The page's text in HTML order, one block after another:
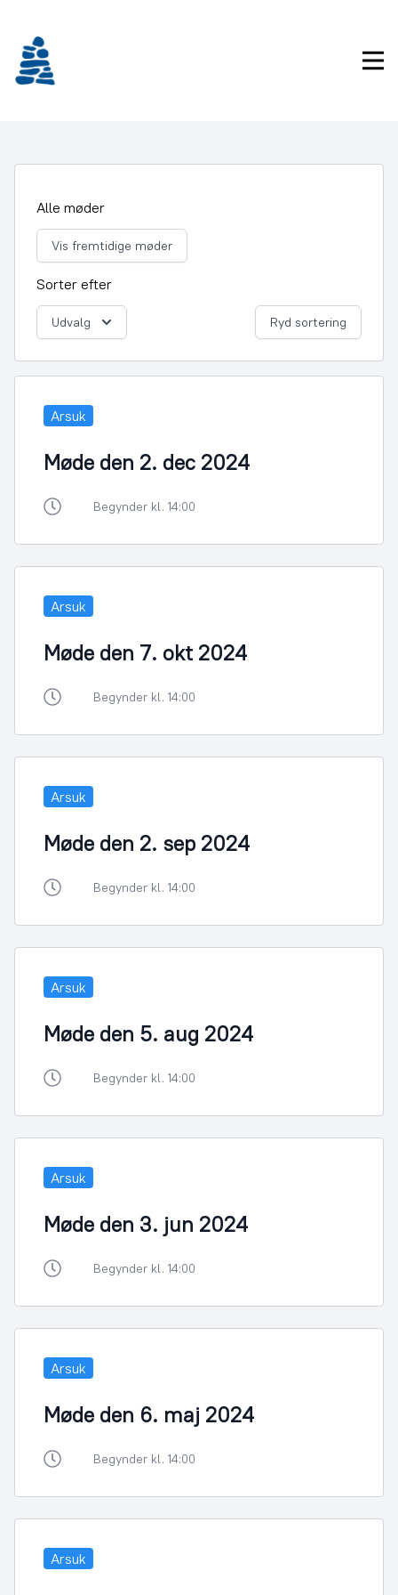
indhold
Alle møder
Vis fremtidige møder
Sorter efter
Udvalg Ryd sortering
Arsuk
Møde den 2. dec 2024
Begynder kl. 14:00
Arsuk
Møde den 7. okt 2024
Begynder kl. 14:00
Arsuk
Møde den 2. sep 2024
Begynder kl. 14:00
Arsuk
Møde den 5. aug 2024
Begynder kl. 14:00
Arsuk
Møde den 3. jun 2024
Begynder kl. 14:00
Arsuk
Møde den 6. maj 2024
Begynder kl. 14:00
Arsuk